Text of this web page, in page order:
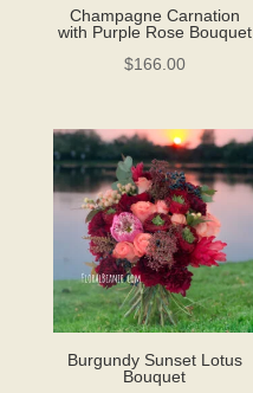
Champagne Carnation
with Purple Rose Bouquet
$166.00
Burgundy Sunset Lotus
Bouquet